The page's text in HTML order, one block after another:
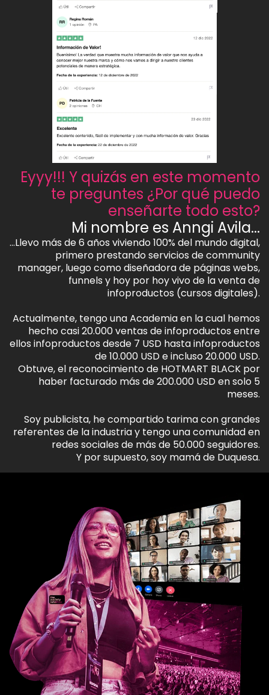
Eyyy!!! Y quizás en este momento
te preguntes ¿Por qué puedo
enseñarte todo esto?
Mi nombre es Anngi Avila...
…Llevo más de 6 años viviendo 100% del mundo digital,
primero prestando servicios de community
manager, luego como diseñadora de páginas webs,
funnels y hoy por hoy vivo de la venta de
infoproductos (cursos digitales).
Actualmente, tengo una Academia en la cual hemos
hecho casi 20.000 ventas de infoproductos entre
ellos infoproductos desde 7 USD hasta infoproductos
de 10.000 USD e incluso 20.000 USD.
Obtuve, el reconocimiento de HOTMART BLACK por
haber facturado más de 200.000 USD en solo 5
meses.
Soy publicista, he compartido tarima con grandes
referentes de la industria y tengo una comunidad en
redes sociales de más de 50.000 seguidores.
Y por supuesto, soy mamá de Duquesa.